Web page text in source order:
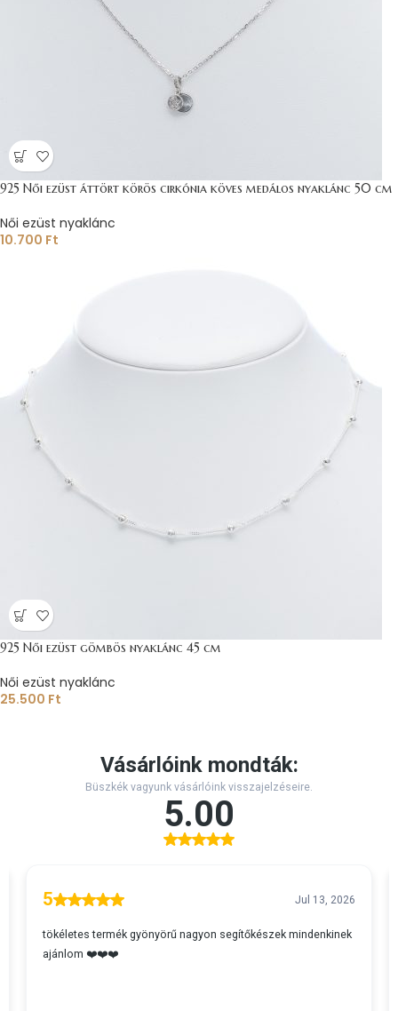
925 Női ezüst áttört körös cirkónia köves medálos nyaklánc 50 cm
Női ezüst nyaklánc
10.700 Ft
925 Női ezüst gömbös nyaklánc 45 cm
Női ezüst nyaklánc
25.500 Ft